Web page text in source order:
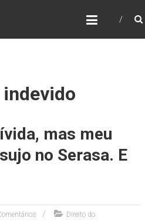
contato!
você
mas meu
no Serasa. E
Direito do